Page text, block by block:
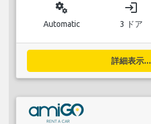
miscellaneous_services
Automatic
login
3 ドア
詳細表示...